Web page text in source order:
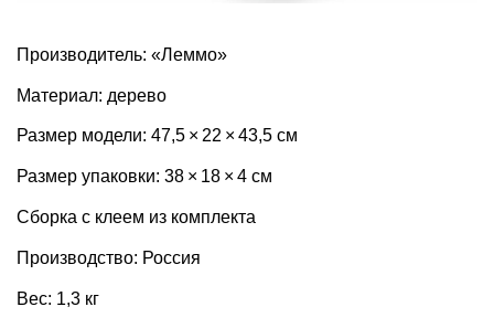
Производитель: «Леммо»
Материал: дерево
Размер модели: 47,5 × 22 × 43,5 см
Размер упаковки: 38 × 18 × 4 см
Сборка с клеем из комплекта
Производство: Россия
Вес: 1,3 кг